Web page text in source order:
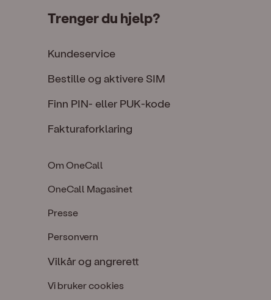
Trenger du hjelp?
Kundeservice
Bestille og aktivere SIM
Finn PIN- eller PUK-kode
Fakturaforklaring
Om OneCall
OneCall Magasinet
Presse
Personvern
Vilkår og angrerett
Vi bruker cookies